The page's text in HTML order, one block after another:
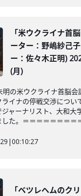
「米ウクライナ首
ーター：野嶋紗己
ー：佐々木正明)
(月)
明の米ウクライナ首脳会
ライナの停戦交渉につい
ャーナリスト、大和大
た。＝＝＝＝＝＝＝＝
|00:10:27
「ベツレヘムのク